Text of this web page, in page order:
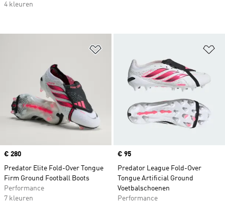
Price
€ 280
Predator Elite Fold-Over Tongue
Firm Ground Football Boots
Performance
7 kleuren
Price
€ 95
Predator League Fold-Over
Tongue Artificial Ground
Voetbalschoenen
Performance
4 kleuren